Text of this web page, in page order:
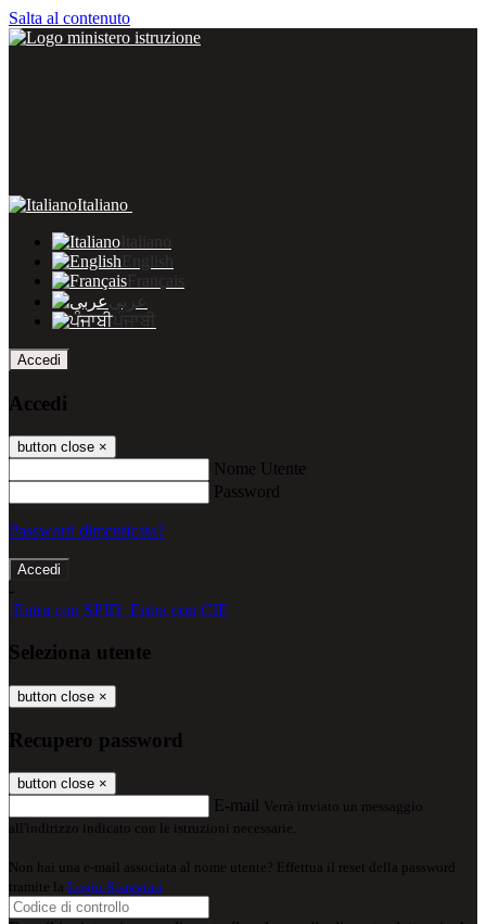
Salta al contenuto
Italiano
Italiano
English
Français
عربى
ਪੰਜਾਬੀ
Accedi
Accedi
button close ×
Nome Utente
Password
Password dimenticata?
-
Entra con SPID Entra con CIE
Seleziona utente
button close ×
Recupero password
button close ×
E-mail Verrà inviato un messaggio
all'indirizzo indicato con le istruzioni necessarie.
Non hai una e-mail associata al nome utente? Effettua il reset della password
tramite la Login Spaggiari